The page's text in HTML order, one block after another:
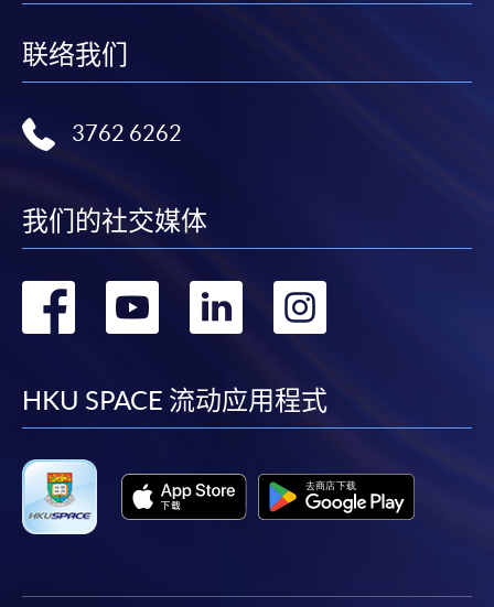
联络我们
3762 6262
我们的社交媒体
转
facebook
转
youtube
转
linkedin
转
HKU SPACE 流动应用程式